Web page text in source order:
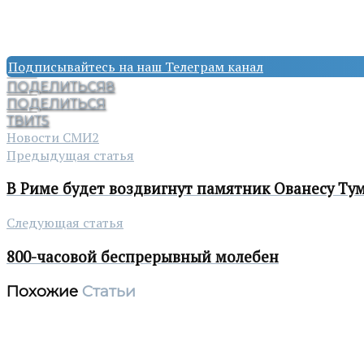
Подписывайтесь на наш Телеграм канал
ПОДЕЛИТЬСЯ8
ПОДЕЛИТЬСЯ
ТВИТ5
Новости СМИ2
Предыдущая статья
В Риме будет воздвигнут памятник Ованесу
Следующая статья
800-часовой беспрерывный молебен
Похожие Статьи